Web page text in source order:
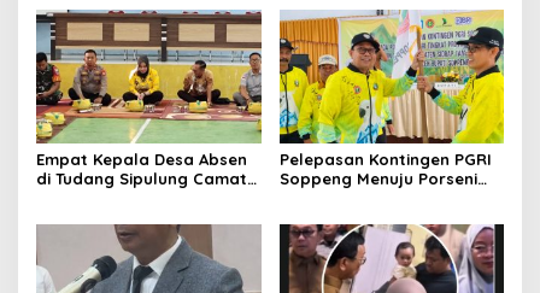
Layanan Paspor Akhir
Pekan
Empat Kepala Desa Absen
di Tudang Sipulung Camat
Pelepasan Kontingen PGRI
Soppeng Menuju Porseni
Nama Bumi Latemmamala